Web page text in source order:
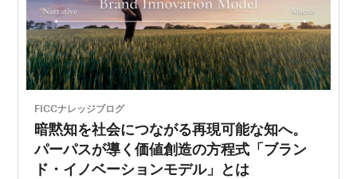
FICCナレッジブログ
暗黙知を社会につながる再現可能な知へ。
パーパスが導く価値創造の方程式「ブラン
ド・イノベーションモデル」とは